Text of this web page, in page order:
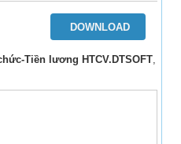
DOWNLOAD
Tiền lương HTCV.DTSOFT